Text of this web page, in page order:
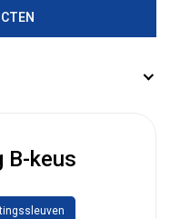
B-keus